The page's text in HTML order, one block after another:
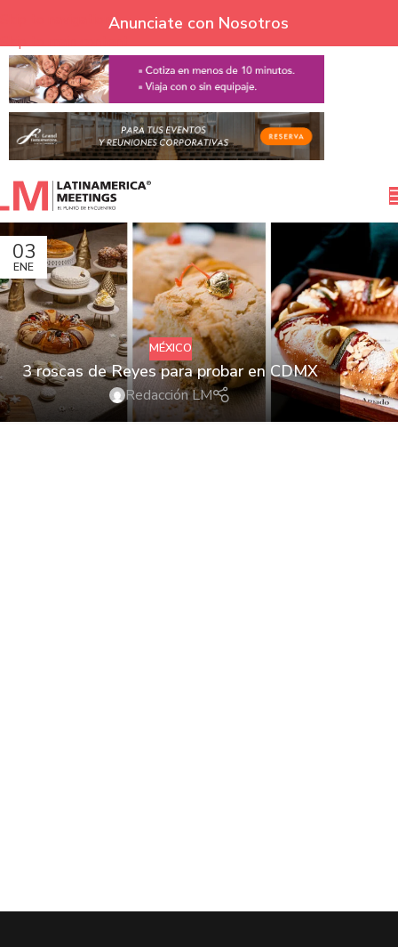
Skip to navigation
Skip to main content
Anunciate con Nosotros
03
ENE
MÉXICO
3 roscas de Reyes para probar en CDMX
Redacción LM